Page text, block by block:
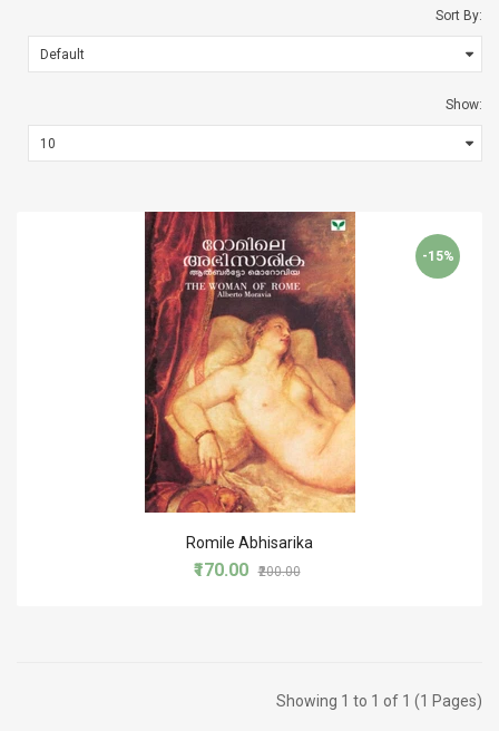
Sort By:
Show:
-15%
Romile Abhisarika
₹170.00 ₹200.00
Showing 1 to 1 of 1 (1 Pages)